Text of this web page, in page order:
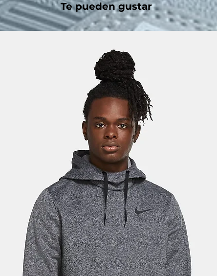
Te pueden gustar